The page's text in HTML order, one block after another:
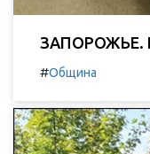
ЗАПОРОЖЬЕ.
#Община